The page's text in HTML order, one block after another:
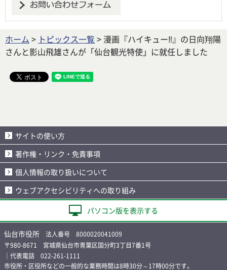
ホーム > トピックス一覧> 漫画『ハイキュー‼』の日向翔陽
さんと影山飛雄さんが「仙台観光特使」に就任しました
サイトの使い方
著作権・リンク・免責事項
個人情報の取り扱いについて
ウェブアクセシビリティへの取り組み
パソコン版を表示する
仙台市役所 法人番号 8000020041009
〒980-8671 宮城県仙台市青葉区国分町3丁目7番1号
｜代表電話 022-261-1111
市役所・区役所などの一般的な業務時間は8時30分～17時00分です。